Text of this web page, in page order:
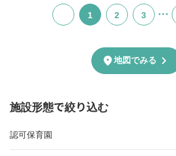
1 2 3 …
location_on地図でみる chevron_right
施設形態で絞り込む
認可保育園